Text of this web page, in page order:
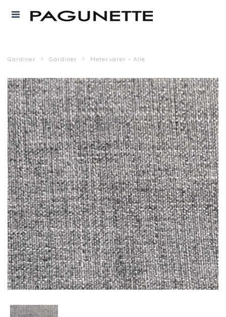
Gardiner Gardiner Metervarer - Alle